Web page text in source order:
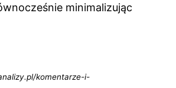
minimalizując
komentarze-i-